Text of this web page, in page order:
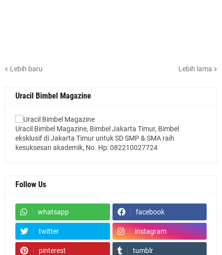
Lebih baru Lebih lama
Uracil Bimbel Magazine
Uracil Bimbel Magazine, Bimbel Jakarta Timur, Bimbel
eksklusif di Jakarta Timur untuk SD SMP & SMA raih
kesuksesan akademik, No. Hp: 082210027724
Follow Us
whatsapp facebook
twitter instagram
pinterest tumblr